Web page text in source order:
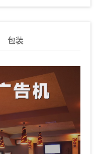
包装